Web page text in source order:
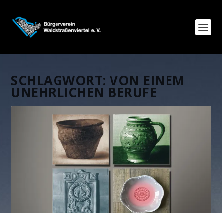
SCHLAGWORT:VON EINEM
UNEHRLICHEN BERUFE